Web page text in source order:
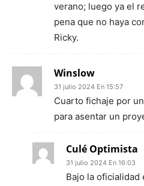
verano; luego ya el
pena que no haya
Ricky.
Winslow
31 julio 2024 En 15:57
Cuarto fichaje por
para asentar un
Culé Optimista
31 julio 2024 En 16:03
Bajo la